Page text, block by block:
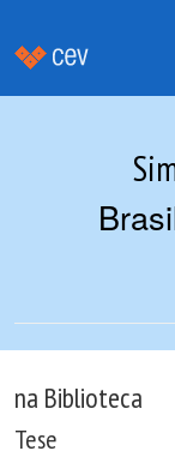
na Biblioteca
Tese